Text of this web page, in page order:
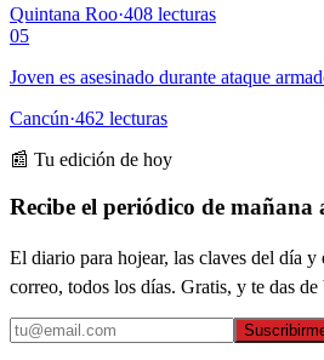
Quintana Roo·408 lecturas
05
Joven es asesinado durante ataque
Cancún·462 lecturas
📰 Tu edición de hoy
Recibe el periódico de mañana
El diario para hojear, las claves del día
correo, todos los días. Gratis, y te das